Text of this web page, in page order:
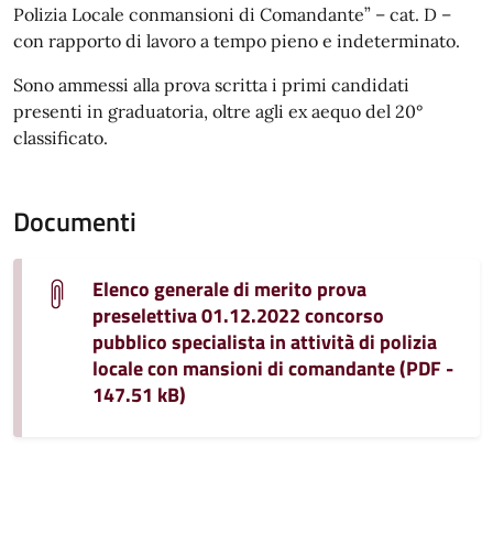
Polizia Locale conmansioni di Comandante” – cat. D –
con rapporto di lavoro a tempo pieno e indeterminato.
Sono ammessi alla prova scritta i primi candidati
presenti in graduatoria, oltre agli ex aequo del 20°
classificato.
Documenti
Elenco generale di merito prova
preselettiva 01.12.2022 concorso
pubblico specialista in attività di polizia
locale con mansioni di comandante (PDF -
147.51 kB)